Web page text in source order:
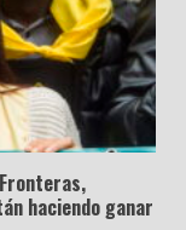
haciendo ganar